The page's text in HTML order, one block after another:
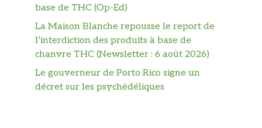
base de THC (Op-Ed)
La Maison Blanche repousse le report de
l’interdiction des produits à base de
chanvre THC (Newsletter : 6 août 2026)
Le gouverneur de Porto Rico signe un
décret sur les psychédéliques